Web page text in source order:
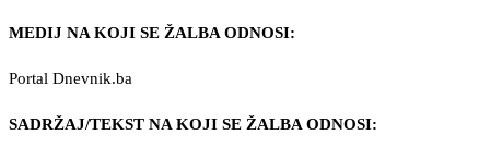
MEDIJ NA KOJI SE ŽALBA ODNOSI:
Portal Dnevnik.ba
SADRŽAJ/TEKST NA KOJI SE ŽALBA ODNOSI: